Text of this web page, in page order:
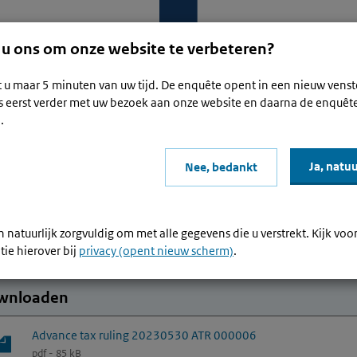
Waar
20230530 ATR000006
tax ruling 20230530 ATR
Advance tax ruling 20230530 ATR 000006
pdf - 85 kB
ons om onze website te verbeteren?
u maar 5 minuten van uw tijd. De enquête opent in een nieuw
eerst verder met uw bezoek aan onze website en daarna de
Ja,
Nee, bedankt
natuurlijk zorgvuldig om met alle gegevens die u verstrekt. Kijk
hierover bij privacy (opent nieuw scherm).